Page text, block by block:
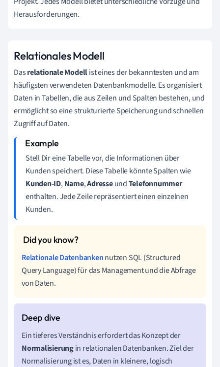
Herausforderungen.
Relationales Modell
Dasrelationale Modellist eines der bekanntesten und am
häufigsten verwendeten Datenbankmodelle. Es organisiert
Daten in Tabellen, die aus Zeilen und Spalten bestehen, und
ermöglicht so eine strukturierte Speicherung und schnellen
Zugriff auf Daten.
Stell Dir eine Tabelle vor, die Informationen über
Kunden speichert. Diese Tabelle könnte Spalten wie
Kunden-ID,Name,AdresseundTelefonnummer
enthalten. Jede Zeile repräsentiert einen einzelnen
Kunden.
Relationale Datenbankennutzen SQL (Structured
Query Language) für das Management und die Abfrage
von Daten.
Ein tieferes Verständnis erfordert das Konzept der
Normalisierungin relationalen Datenbanken. Ziel der
Normalisierung ist es, Daten in kleinere, logisch